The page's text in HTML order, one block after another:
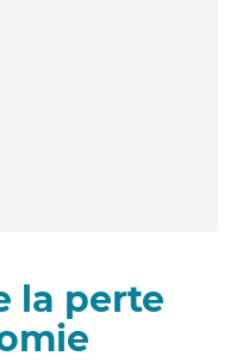
la perte